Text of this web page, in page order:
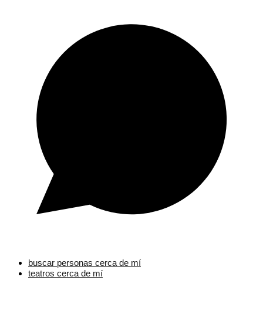
buscar personas cerca de mí
teatros cerca de mí